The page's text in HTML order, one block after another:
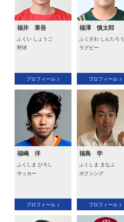
福井 章吾
ふくい しょうご
野球
プロフィール >
福澤 慎太郎
ふくざわ しんたろう
ラグビー
プロフィール >
福嶋 洋
ふくしま ひろし
サッカー
プロフィール >
福島 学
ふくしま まなぶ
ボクシング
プロフィール >